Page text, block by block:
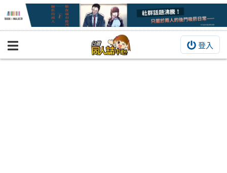
登入
BOOKY書集倉庫